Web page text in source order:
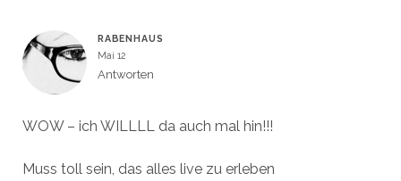
RABENHAUS
Mai 12
Antworten
WOW – ich WILLLL da auch mal hin!!!
Muss toll sein, das alles live zu erleben